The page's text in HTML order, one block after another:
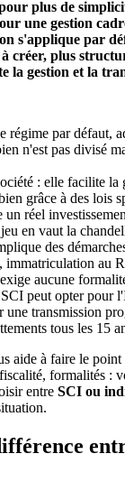
plus de
une gestion
s'applique par
créer, plus
la gestion et la
régime par défaut,
n'est pas divisé
: elle facilite la
grâce à des lois
un réel
en vaut la
des
immatriculation au
aucune
peut opter pour
une transmission
tous les 15
aide à faire le
formalités :
entre SCI ou